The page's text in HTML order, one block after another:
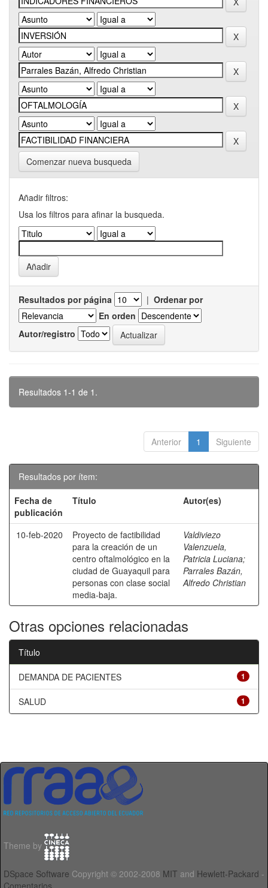
Comenzar nueva busqueda
Añadir filtros:
Usa los filtros para afinar la busqueda.
Resultados por página | Ordenar por
En orden
Autor/registro
Resultados 1-1 de 1.
Anterior 1 Siguiente
Resultados por ítem:
Fecha de
publicación
Título Autor(es)
10-feb-2020
Proyecto de factibilidad
para la creación de un
centro oftalmológico en la
ciudad de Guayaquil para
personas con clase social
media-baja.
Valdiviezo
Valenzuela,
Patricia Luciana;
Parrales Bazán,
Alfredo Christian
Otras opciones relacionadas
Título
1
DEMANDA DE PACIENTES
1
SALUD
Theme by
DSpace Software Copyright © 2002-2008 MIT and Hewlett-Packard -
Comentarios